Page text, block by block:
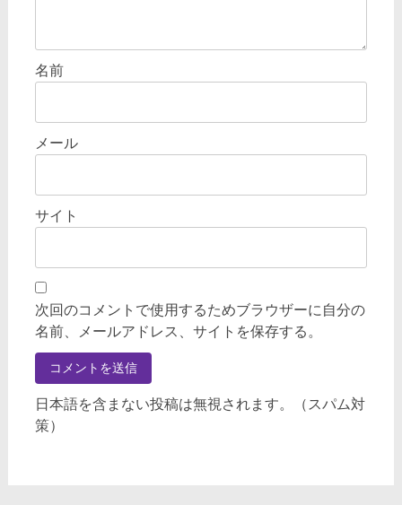
名前
メール
サイト
次回のコメントで使用するためブラウザーに自分の
名前、メールアドレス、サイトを保存する。
日本語を含まない投稿は無視されます。（スパム対
策）